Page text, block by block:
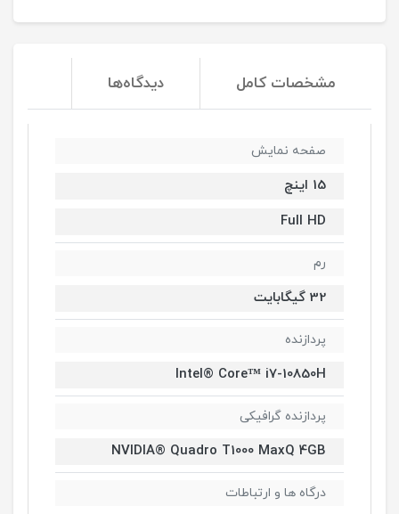
مشخصات کامل دیدگاه‌ها
صفحه نمایش
15 اینچ
Full HD
رم
32 گیگابایت
پردازنده
Intel® Core™ i7-10850H
پردازنده گرافیکی
NVIDIA® Quadro T1000 MaxQ 4GB
درگاه ها و ارتباطات